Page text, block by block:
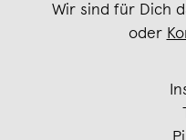
Wir sind für Dich
oder